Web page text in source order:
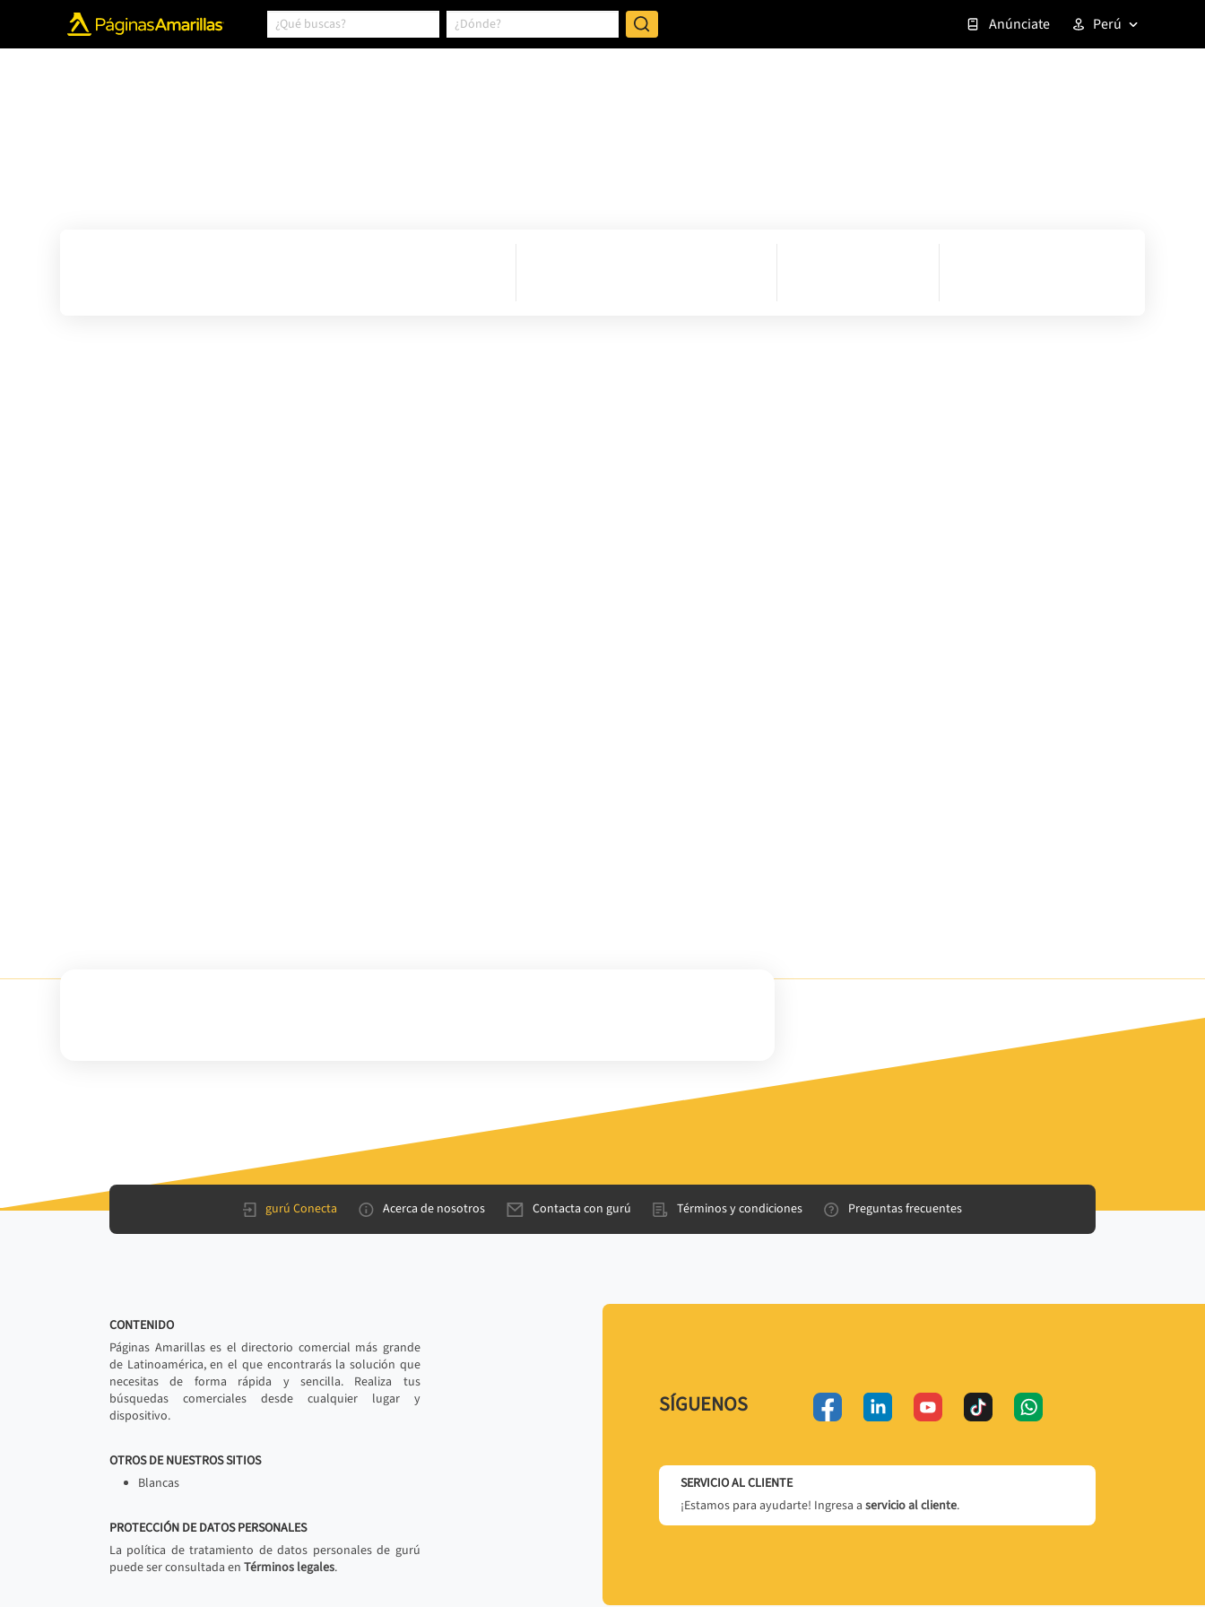
Anúnciate Perú
gurú Conecta Acerca de nosotros Contacta con gurú Términos y condiciones Preguntas frecuentes
CONTENIDO
Páginas Amarillas es el directorio comercial más grande
de Latinoamérica, en el que encontrarás la solución que
necesitas de forma rápida y sencilla. Realiza tus
búsquedas comerciales desde cualquier lugar y
dispositivo.
OTROS DE NUESTROS SITIOS
Blancas
PROTECCIÓN DE DATOS PERSONALES
La política de tratamiento de datos personales de gurú
puede ser consultada en Términos legales.
SÍGUENOS
SERVICIO AL CLIENTE
¡Estamos para ayudarte! Ingresa a servicio al cliente.